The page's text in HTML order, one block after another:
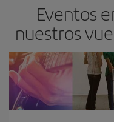
Eventos
nuestros